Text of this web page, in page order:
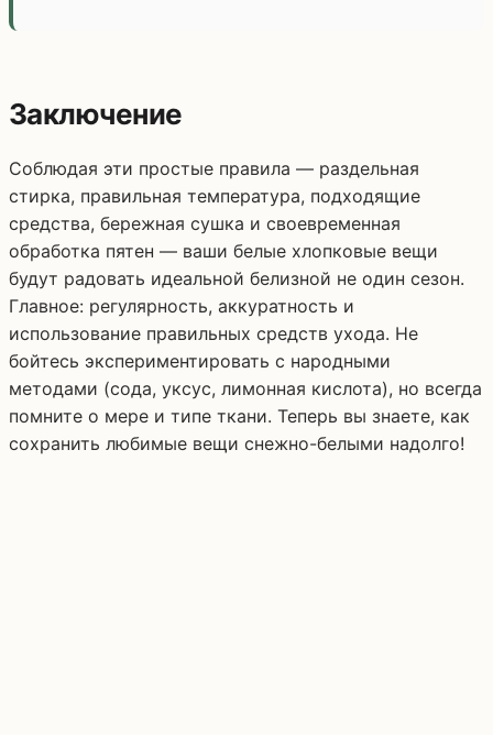
Заключение
Соблюдая эти простые правила — раздельная
стирка, правильная температура, подходящие
средства, бережная сушка и своевременная
обработка пятен — ваши белые хлопковые вещи
будут радовать идеальной белизной не один сезон.
Главное: регулярность, аккуратность и
использование правильных средств ухода. Не
бойтесь экспериментировать с народными
методами (сода, уксус, лимонная кислота), но всегда
помните о мере и типе ткани. Теперь вы знаете, как
сохранить любимые вещи снежно-белыми надолго!